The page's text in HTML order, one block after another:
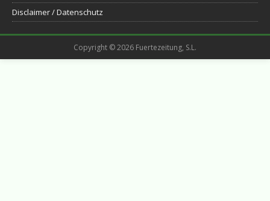
Disclaimer / Datenschutz
Copyright © 2026 Fuertezeitung, S.L.